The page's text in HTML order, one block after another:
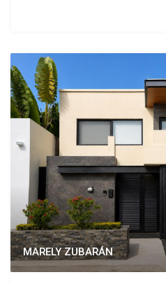
MARELY ZUBARÁN